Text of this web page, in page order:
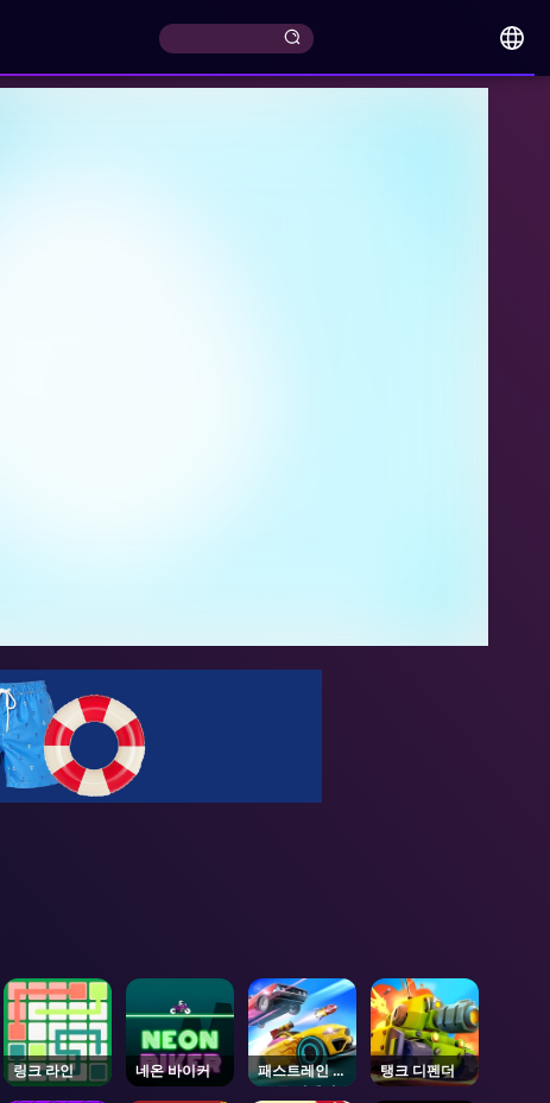
링크 라인 네온 바이커
패스트레인 로
드 투 리벤지
탱크 디펜더